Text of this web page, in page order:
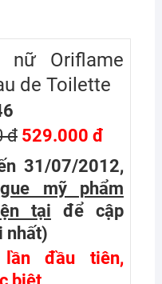
nữ Oriflame
de Toilette
đ529.000 đ
31/07/2012,
mỹ phẩm
tại
để cập
nhất)
đầu tiên,